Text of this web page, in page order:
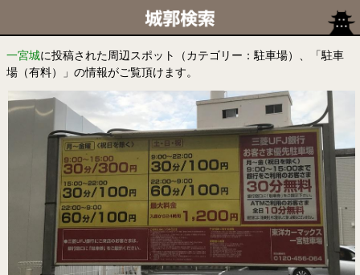
一宮城に投稿された周辺スポット（カテゴリー：駐車場）、「駐車
場（有料）」の情報がご覧頂けます。